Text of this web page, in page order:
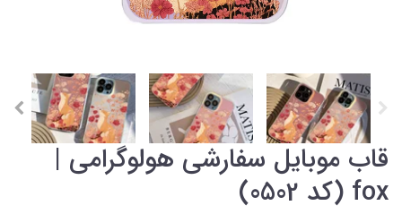
قاب موبایل سفارشی هولوگرامی |
fox (کد 0502)